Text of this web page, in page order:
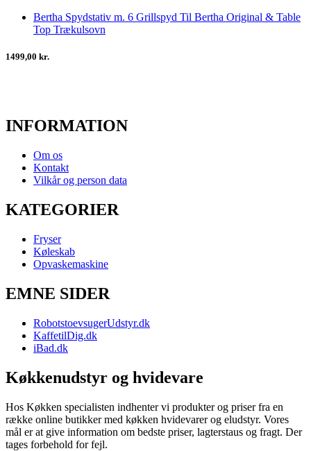
Bertha Spydstativ m. 6 Grillspyd Til Bertha Original & Table
Top Trækulsovn
1499,00 kr.
INFORMATION
Om os
Kontakt
Vilkår og person data
KATEGORIER
Fryser
Køleskab
Opvaskemaskine
EMNE SIDER
RobotstoevsugerUdstyr.dk
KaffetilDig.dk
iBad.dk
Køkkenudstyr og hvidevare
Hos Køkken specialisten indhenter vi produkter og priser fra en
række online butikker med køkken hvidevarer og eludstyr. Vores
mål er at give information om bedste priser, lagterstaus og fragt. Der
tages forbehold for fejl.